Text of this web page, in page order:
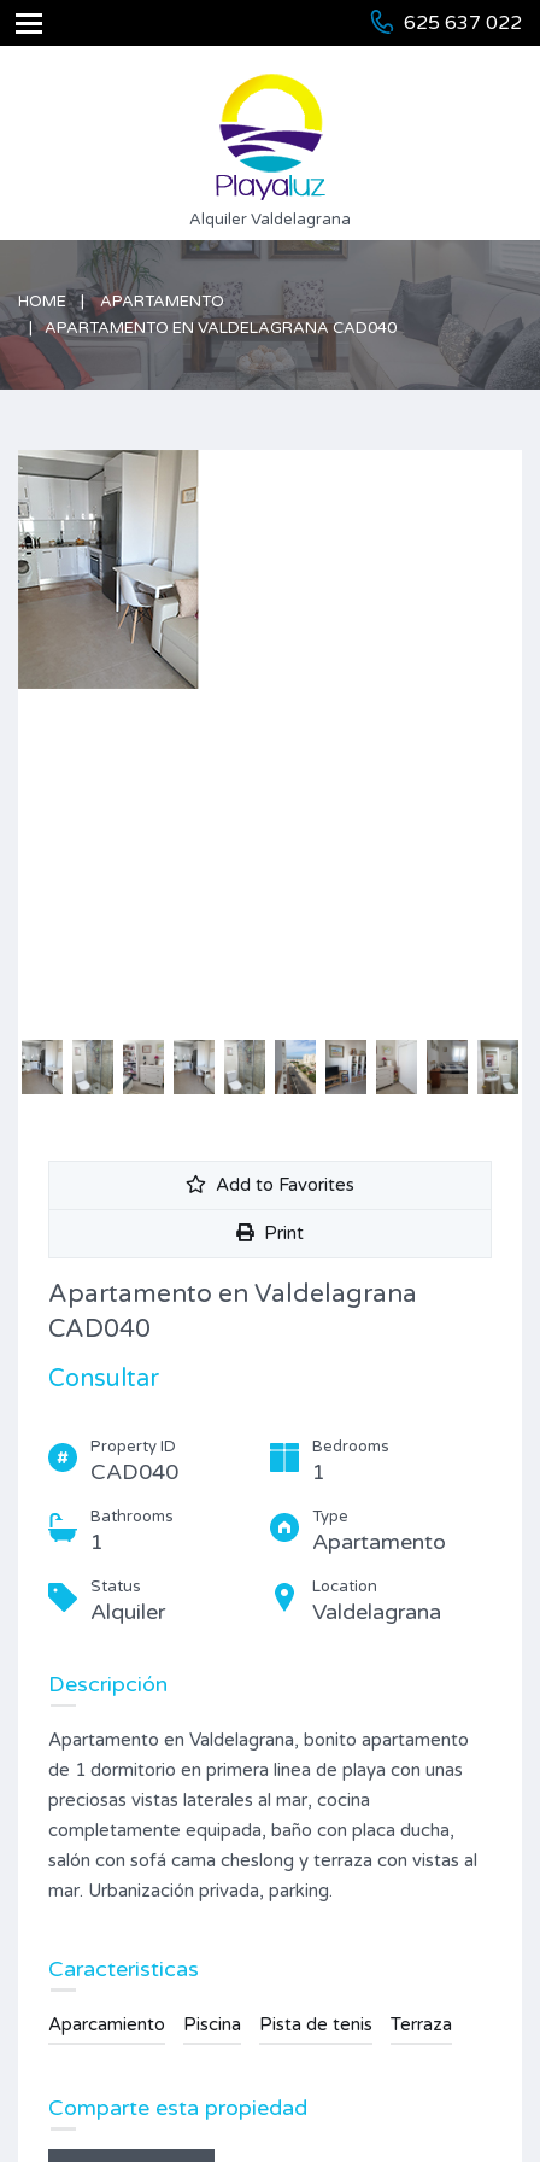
625 637 022
Alquiler Valdelagrana
HOME
APARTAMENTO
APARTAMENTO EN VALDELAGRANA CAD040
Add to Favorites
Print
Apartamento en Valdelagrana
CAD040
Consultar
Property ID
CAD040
Bedrooms
1
Bathrooms
1
Type
Apartamento
Status
Alquiler
Location
Valdelagrana
Descripción
Apartamento en Valdelagrana, bonito apartamento
de 1 dormitorio en primera linea de playa con unas
preciosas vistas laterales al mar, cocina
completamente equipada, baño con placa ducha,
salón con sofá cama cheslong y terraza con vistas al
mar. Urbanización privada, parking.
Caracteristicas
Aparcamiento Piscina Pista de tenis Terraza
Comparte esta propiedad